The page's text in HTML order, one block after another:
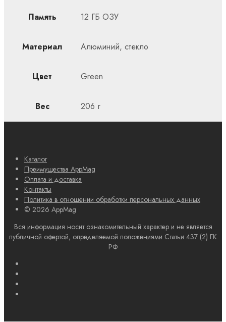
Память 12 ГБ ОЗУ
Материал Алюминий, стекло
Цвет Green
Вес 206 г
Каталог
Преимущества AppMag
Оплата и доставка
Контакты
Политика в отношении обработки персональных данных
© 2026 AppMag
Вся информация носит ознакомительный характер и не является
публичной офертой, определяемой положениями Статьи 437 (2) ГК
РФ